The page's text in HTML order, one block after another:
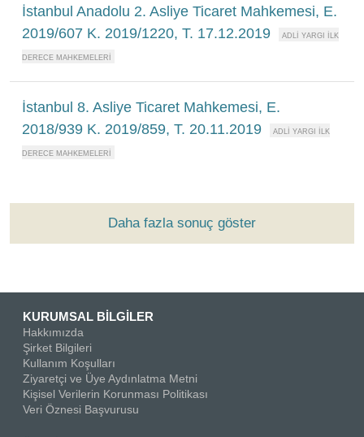
İstanbul Anadolu 2. Asliye Ticaret Mahkemesi, E.
2019/607 K. 2019/1220, T. 17.12.2019
İstanbul 8. Asliye Ticaret Mahkemesi, E.
2018/939 K. 2019/859, T. 20.11.2019
Daha fazla sonuç göster
KURUMSAL BİLGİLER
Hakkımızda
Şirket Bilgileri
Kullanım Koşulları
Ziyaretçi ve Üye Aydınlatma Metni
Kişisel Verilerin Korunması Politikası
Veri Öznesi Başvurusu